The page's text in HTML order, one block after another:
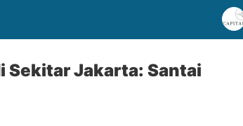
Sekitar Jakarta: Santai